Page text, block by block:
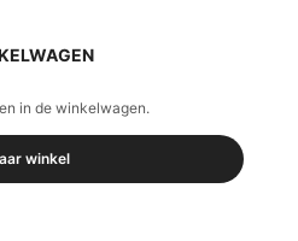
in de winkelwagen.
winkel